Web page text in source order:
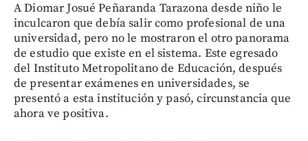
A Diomar Josué Peñaranda Tarazona desde niño le
inculcaron que debía salir como profesional de una
universidad, pero no le mostraron el otro panorama
de estudio que existe en el sistema. Este egresado
del Instituto Metropolitano de Educación, después
de presentar exámenes en universidades, se
presentó a esta institución y pasó, circunstancia que
ahora ve positiva.